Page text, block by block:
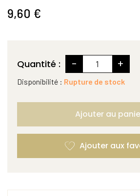
9,60 €
Quantité : - +
Disponibilité : Rupture de stock
Ajouter au